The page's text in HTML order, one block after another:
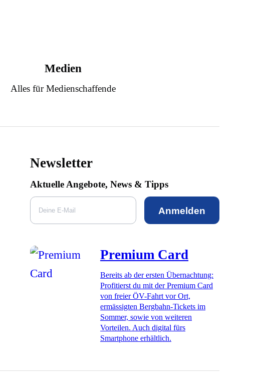
Medien
Alles für Medienschaffende
Newsletter
Aktuelle Angebote, News & Tipps
Anmelden
Premium Card
Bereits ab der ersten Übernachtung:
Profitierst du mit der Premium Card
von freier ÖV-Fahrt vor Ort,
ermässigten Bergbahn-Tickets im
Sommer, sowie von weiteren
Vorteilen. Auch digital fürs
Smartphone erhältlich.